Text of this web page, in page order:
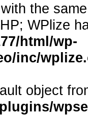
the
WPlize
html/wp-
inc/
object